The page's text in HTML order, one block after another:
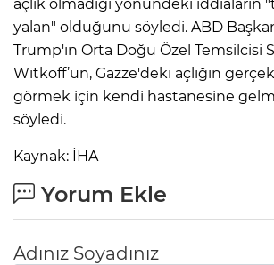
açlık olmadığı yönündeki iddiaların
yalan" olduğunu söyledi. ABD
Trump'ın Orta Doğu Özel Temsilcisi
Witkoff’un, Gazze'deki açlığın
görmek için kendi hastanesine
söyledi.
Kaynak: İHA
Yorum Ekle
Adınız Soyadınız